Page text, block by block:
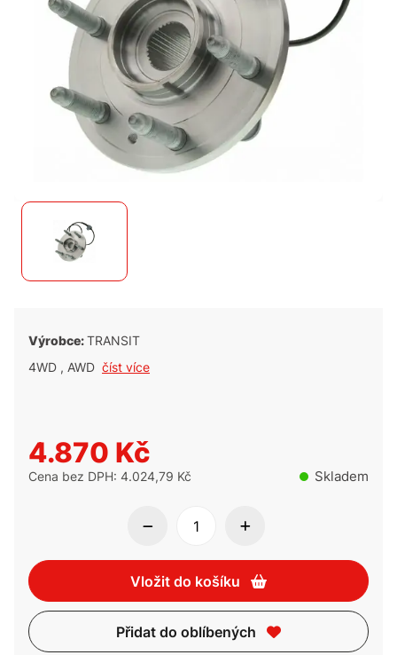
Výrobce:TRANSIT
4WD , AWD číst více
4.870 Kč
Cena bez DPH: 4.024,79 Kč Skladem
Vložit do košíku
Přidat do oblíbených